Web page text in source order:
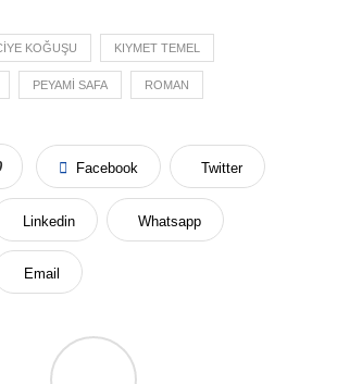
KOĞUŞU KIYMET TEMEL
PEYAMI SAFA ROMAN
Facebook Twitter
Linkedin Whatsapp
Email